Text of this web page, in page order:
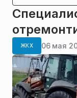
ЖКХ 06 мая